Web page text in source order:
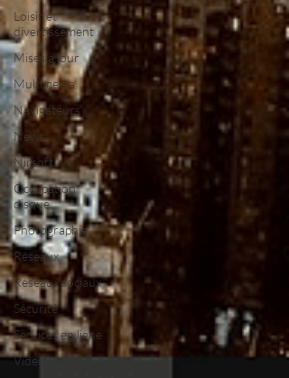
Loisir et
divertissement
Mises à jour
Multimedia
Navigateurs
News
Nirsoft
Occupation
disque
Photographie
Réseaux
Réseaux sociaux
Sécurité
Services en ligne
Video